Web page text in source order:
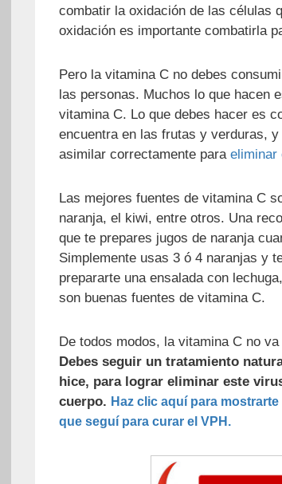
combatir la oxidación de las células
oxidación es importante combatirla
Pero la vitamina C no debes
las personas. Muchos lo que hacen
vitamina C. Lo que debes hacer es
encuentra en las frutas y verduras,
asimilar correctamente para eliminar
Las mejores fuentes de vitamina C
naranja, el kiwi, entre otros. Una
que te prepares jugos de naranja
Simplemente usas 3 ó 4 naranjas y
prepararte una ensalada con
son buenas fuentes de vitamina C.
De todos modos, la vitamina C no
Debes seguir un tratamiento
hice, para lograr eliminar este
cuerpo. Haz clic aquí para
que seguí para curar el VPH.